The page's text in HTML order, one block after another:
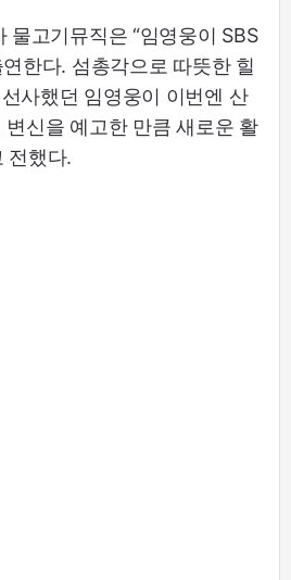
물고기뮤직은 “임영웅이 SBS
연한다. 섬총각으로 따뜻한 힐
사했던 임영웅이 이번엔 산
신을 예고한 만큼 새로운 활
전했다.